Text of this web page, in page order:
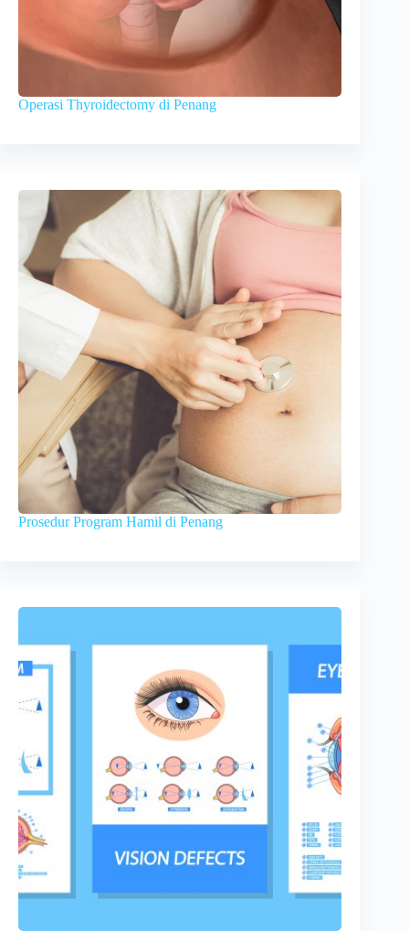
Operasi Thyroidectomy di Penang
Prosedur Program Hamil di Penang